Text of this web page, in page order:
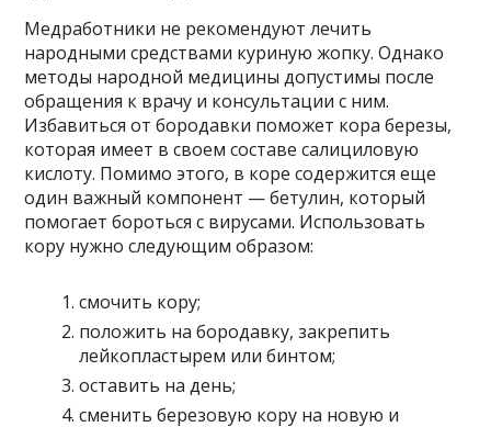
Медработники не рекомендуют лечить
народными средствами куриную жопку. Однако
методы народной медицины допустимы после
обращения к врачу и консультации с ним.
Избавиться от бородавки поможет кора березы,
которая имеет в своем составе салициловую
кислоту. Помимо этого, в коре содержится еще
один важный компонент — бетулин, который
помогает бороться с вирусами. Использовать
кору нужно следующим образом:
смочить кору;
положить на бородавку, закрепить
лейкопластырем или бинтом;
оставить на день;
сменить березовую кору на новую и